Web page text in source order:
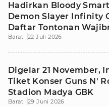
Hadirkan Bloody
Demon Slayer Infinity
Daftar Tontonan
Barat 22 Juli 2026
Digelar 21 November,
Tiket Konser Guns N'
Stadion Madya GBK
Barat 29 Juni 2026